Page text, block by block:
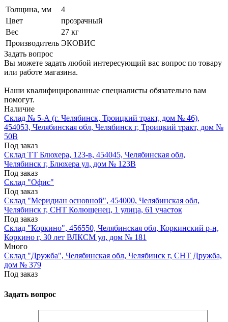
Толщина, мм
4
Цвет
прозрачный
Вес
27 кг
Производитель ЭКОВИС
Задать вопрос
Вы можете задать любой интересующий вас вопрос по товару
или работе магазина.
Наши квалифицированные специалисты обязательно вам
помогут.
Наличие
Склад № 5-А (г. Челябинск, Троицкий тракт, дом № 46),
454053, Челябинская обл, Челябинск г, Троицкий тракт, дом №
50В
Под заказ
Склад ТТ Блюхера, 123-в, 454045, Челябинская обл,
Челябинск г, Блюхера ул, дом № 123В
Под заказ
Склад "Офис"
Под заказ
Склад "Меридиан основной", 454000, Челябинская обл,
Челябинск г, СНТ Колющенец, 1 улица, 61 участок
Под заказ
Склад "Коркино", 456550, Челябинская обл, Коркинский р-н,
Коркино г, 30 лет ВЛКСМ ул, дом № 181
Много
Склад "Дружба", Челябинская обл, Челябинск г, СНТ Дружба,
дом № 379
Под заказ
Задать вопрос